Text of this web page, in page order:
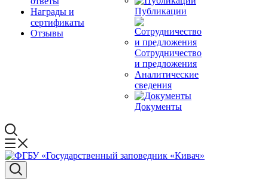
Награды и
сертификаты
Отзывы
Публикации
Сотрудничество
и предложения
Аналитические
сведения
Документы